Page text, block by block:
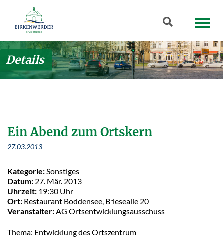
Zum Hauptinhalt springen
Suchbegriff
Details
Ein Abend zum Ortskern
27.03.2013
Kategorie: Sonstiges
Datum: 27. Mär. 2013
Uhrzeit: 19:30 Uhr
Ort: Restaurant Boddensee, Briesealle 20
Veranstalter: AG Ortsentwicklungsausschuss
Thema: Entwicklung des Ortszentrum